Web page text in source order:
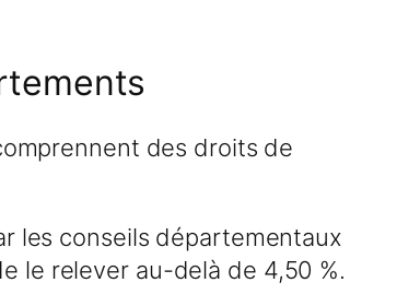
des droits de
les conseils départementaux
le relever au-delà de 4,50 %.